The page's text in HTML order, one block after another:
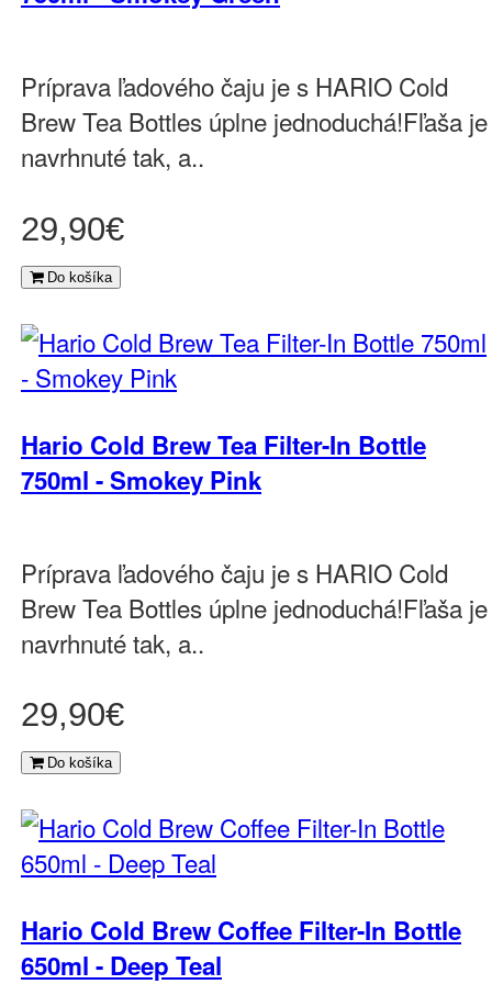
Príprava ľadového čaju je s HARIO Cold
Brew Tea Bottles úplne jednoduchá!Fľaša je
navrhnuté tak, a..
29,90€
Do košíka
Hario Cold Brew Tea Filter-In Bottle
750ml - Smokey Pink
Príprava ľadového čaju je s HARIO Cold
Brew Tea Bottles úplne jednoduchá!Fľaša je
navrhnuté tak, a..
29,90€
Do košíka
Hario Cold Brew Coffee Filter-In Bottle
650ml - Deep Teal